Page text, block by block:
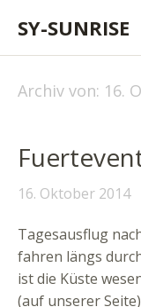
SY-SUNRISE
Archiv von: 16.
16. Oktober 2014
Tagesausflug
fahren längs
ist die Küste
(auf unserer